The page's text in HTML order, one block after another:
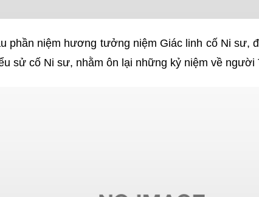
phần niệm hương tưởng niệm Giác linh cố Ni sư,
sử cố Ni sư, nhằm ôn lại những kỷ niệm về người